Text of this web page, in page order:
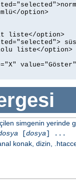
option>
liste</option>
liste</option>
simgenin yerinde
[dosya] ...
konak, dizin,